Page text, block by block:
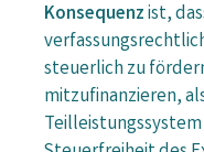
Konsequenzist,
steuerlich zu
mitzufinanzieren,
Teilleistungssystem